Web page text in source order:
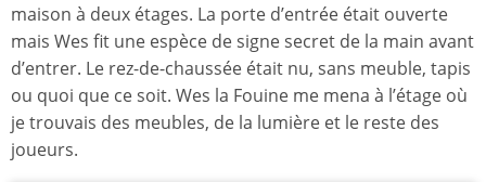
maison à deux étages. La porte d’entrée était ouverte
mais Wes fit une espèce de signe secret de la main avant
d’entrer. Le rez-de-chaussée était nu, sans meuble, tapis
ou quoi que ce soit. Wes la Fouine me mena à l’étage où
je trouvais des meubles, de la lumière et le reste des
joueurs.